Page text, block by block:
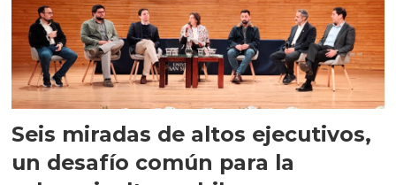
Seis miradas de altos ejecutivos,
un desafío común para la